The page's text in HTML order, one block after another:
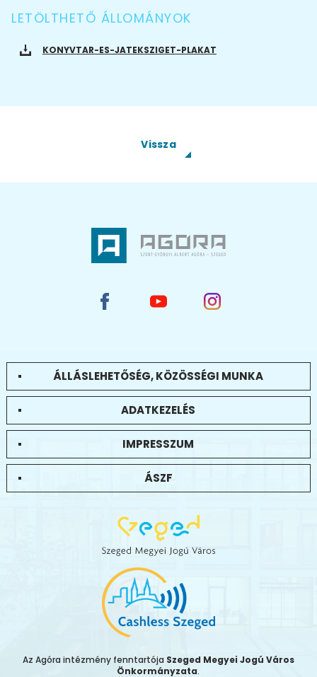
LETÖLTHETŐ ÁLLOMÁNYOK
KONYVTAR-ES-JATEKSZIGET-PLAKAT
Vissza
ÁLLÁSLEHETŐSÉG, KÖZÖSSÉGI MUNKA
ADATKEZELÉS
IMPRESSZUM
ÁSZF
Az Agóra intézmény fenntartója Szeged Megyei Jogú Város
Önkormányzata.